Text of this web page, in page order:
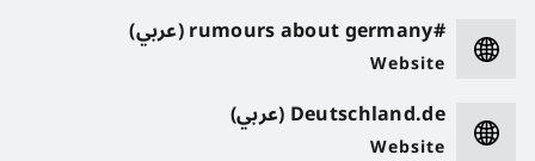
#rumours about germany (عربي)
Website
Deutschland.de (عربي)
Website